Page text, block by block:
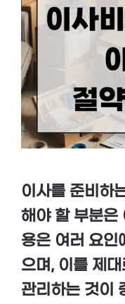
이사를 준비하
해야 할 부분은
용은 여러 요인
으며, 이를 제
관리하는 것이